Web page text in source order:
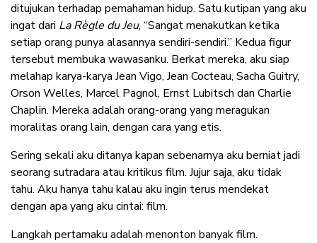
ditujukan terhadap pemahaman hidup. Satu kutipan yang aku
ingat dari La Règle du Jeu, “Sangat menakutkan ketika
setiap orang punya alasannya sendiri-sendiri.” Kedua figur
tersebut membuka wawasanku. Berkat mereka, aku siap
melahap karya-karya Jean Vigo, Jean Cocteau, Sacha Guitry,
Orson Welles, Marcel Pagnol, Ernst Lubitsch dan Charlie
Chaplin. Mereka adalah orang-orang yang meragukan
moralitas orang lain, dengan cara yang etis.
Sering sekali aku ditanya kapan sebenarnya aku berniat jadi
seorang sutradara atau kritikus film. Jujur saja, aku tidak
tahu. Aku hanya tahu kalau aku ingin terus mendekat
dengan apa yang aku cintai: film.
Langkah pertamaku adalah menonton banyak film.